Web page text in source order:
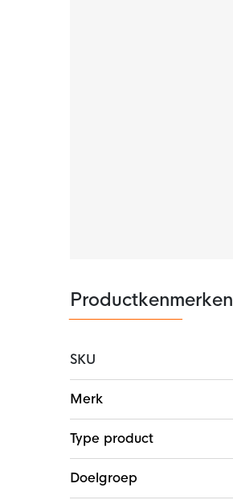
Productkenmerken
SKU
informatie
Merk
Type product
Doelgroep